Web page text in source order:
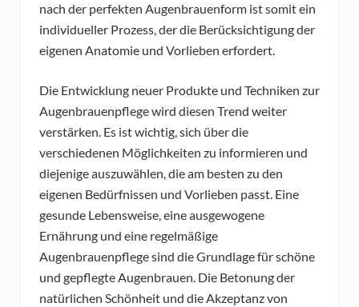
nach der perfekten Augenbrauenform ist somit ein
individueller Prozess, der die Berücksichtigung der
eigenen Anatomie und Vorlieben erfordert.
Die Entwicklung neuer Produkte und Techniken zur
Augenbrauenpflege wird diesen Trend weiter
verstärken. Es ist wichtig, sich über die
verschiedenen Möglichkeiten zu informieren und
diejenige auszuwählen, die am besten zu den
eigenen Bedürfnissen und Vorlieben passt. Eine
gesunde Lebensweise, eine ausgewogene
Ernährung und eine regelmäßige
Augenbrauenpflege sind die Grundlage für schöne
und gepflegte Augenbrauen. Die Betonung der
natürlichen Schönheit und die Akzeptanz von